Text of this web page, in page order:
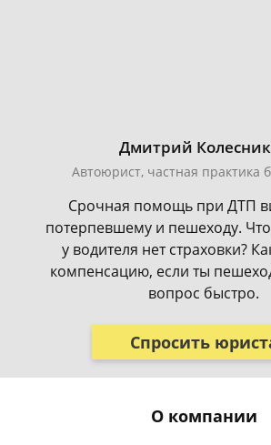
Дмитрий
Автоюрист, частная практика
Срочная помощь при ДТП
потерпевшему и пешеходу. Что
у водителя нет страховки?
компенсацию, если ты
вопрос быстро.
Спросить
О компании